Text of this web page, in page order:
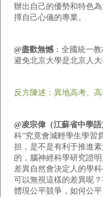
辦出自己的優勢和特色
擇自己心儀的專業。
@盡歡無憾 ：全國統一
避免北京大學是北京人大
反方陳述：異地高考、
@凌宗偉（江蘇省中學語
科”究竟會減輕學生學習
担，是不是有利于推進
的，腦神經科學研究證
差異自然會決定人的學
可以無視這樣的差異呢
體現公平競爭，如何公